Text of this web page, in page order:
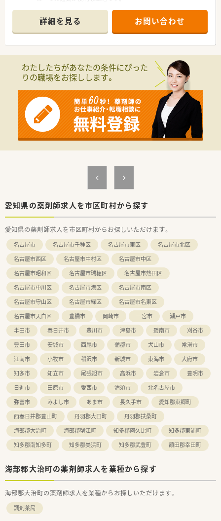
い処方箋に触れる機会があります。
■地域に根差した医療を提供しており、患者様一人ひとりと向き
合った対応を大切にしています。
■東海エリアを中心に、関東や関西へも展開しておりグループ全
体で約50店舗を運営しています。
■出店形態はクリニックの門前がほとんどで、今後100店舗体制
■チャレンジ精神が評価される社風で、若手が多く活躍しており
独立開業支援も行っています。
【求人情報について】
■ご経験と実力次第で年収650万円という高水準の給与が可能
です。
■年間休日は120日程度あり、有給休暇の消化率も80%以上と非
■会社都合の異動の場合、家賃半額負担の住宅手当など手厚い福
利厚生が整っています。
詳細を見る お問い合わせ
わたしたちがあなたの条件にぴった
りの職場をお探しします。
愛知県の薬剤師求人を市区町村から探す
愛知県の薬剤師求人を市区町村からお探しいただけます。
名古屋市 名古屋市千種区 名古屋市東区
名古屋市北区
名古屋市西区
名古屋市中村区
名古屋市中区
名古屋市昭和区
名古屋市瑞穂区
名古屋市熱田区
名古屋市中川区
名古屋市港区
名古屋市南区
名古屋市守山区
名古屋市緑区
名古屋市名東区
名古屋市天白区
豊橋市 岡崎市 一宮市
瀬戸市
半田市
春日井市 豊川市 津島市 碧南市
刈谷市
豊田市
安城市 西尾市 蒲郡市 犬山市
常滑市
江南市
小牧市 稲沢市 新城市 東海市
大府市
知多市
知立市 尾張旭市 高浜市 岩倉市
豊明市
日進市
田原市 愛西市 清須市
北名古屋市
弥富市
みよし市 あま市 長久手市
愛知郡東郷町
西春日井郡豊山町
丹羽郡大口町
丹羽郡扶桑町
海部郡大治町
海部郡蟹江町 知多郡阿久比町
知多郡東浦町
知多郡南知多町
知多郡美浜町 知多郡武豊町 額田郡幸田町
海部郡大治町の薬剤師求人を業種から探す
海部郡大治町の薬剤師求人を業種からお探しいただけます。
調剤薬局